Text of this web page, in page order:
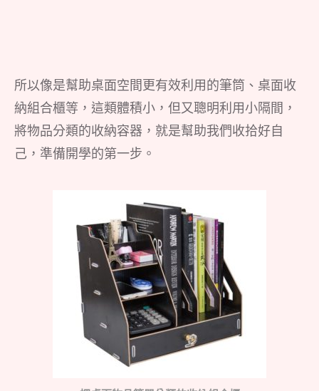
所以像是幫助桌面空間更有效利用的筆筒、桌面收
納組合櫃等，這類體積小，但又聰明利用小隔間，
將物品分類的收納容器，就是幫助我們收拾好自
己，準備開學的第一步。